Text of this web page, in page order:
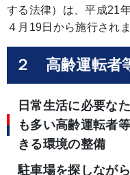
する法律）は、平成21
４月19日から施行されま
２ 高齢運転者
日常生活に必要な
も多い高齢運転者
きる環境の整備
駐車場を探しなが